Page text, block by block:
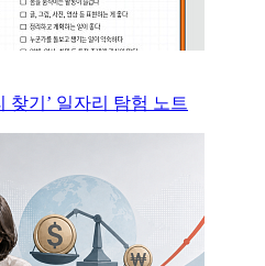
찾기’ 일자리 탐험 노트